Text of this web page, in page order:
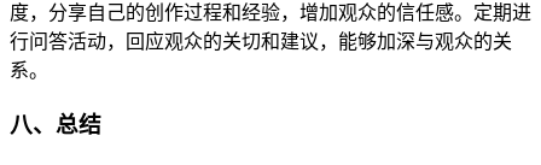
度，分享自己的创作过程和经验，增加观众的信任感。定期进
行问答活动，回应观众的关切和建议，能够加深与观众的关
系。
八、总结